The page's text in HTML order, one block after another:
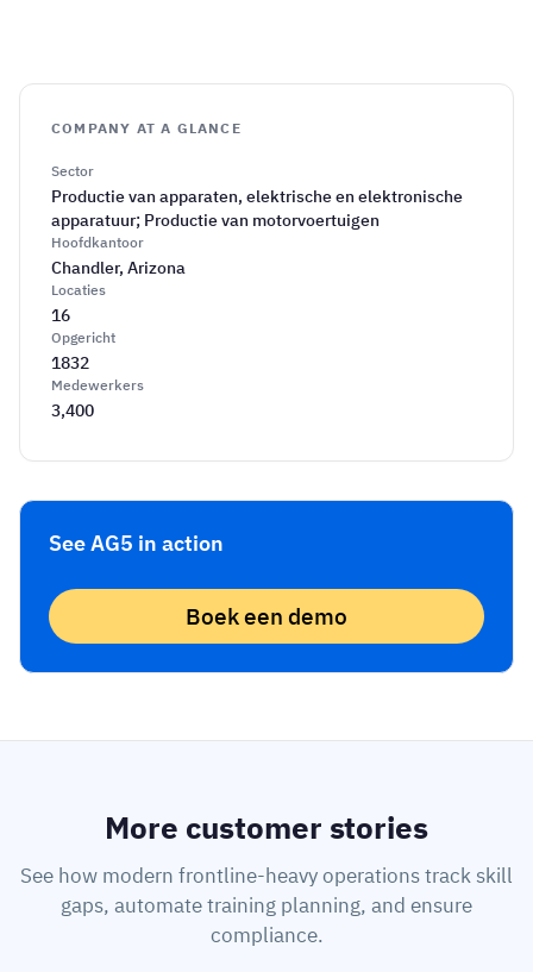
COMPANY AT A GLANCE
Sector
Productie van apparaten, elektrische en elektronische
apparatuur; Productie van motorvoertuigen
Hoofdkantoor
Chandler, Arizona
Locaties
16
Opgericht
1832
Medewerkers
3,400
See AG5 in action
Boek een demo
More customer stories
See how modern frontline-heavy operations track skill
gaps, automate training planning, and ensure
compliance.